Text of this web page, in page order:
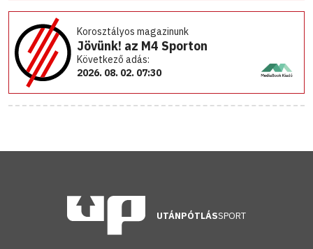
Korosztályos magazinunk
Jövünk! az M4 Sporton
Következő adás:
2026. 08. 02. 07:30
UTÁNPÓTLÁSSPORT